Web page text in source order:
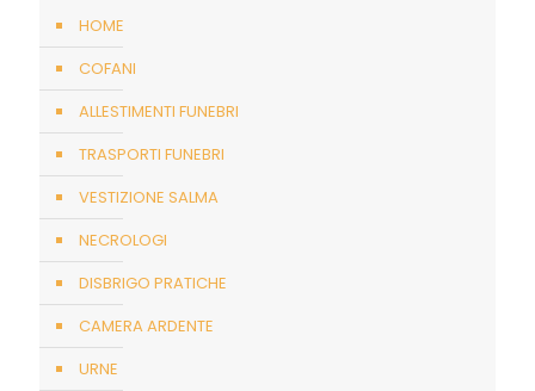
HOME
COFANI
ALLESTIMENTI FUNEBRI
TRASPORTI FUNEBRI
VESTIZIONE SALMA
NECROLOGI
DISBRIGO PRATICHE
CAMERA ARDENTE
URNE